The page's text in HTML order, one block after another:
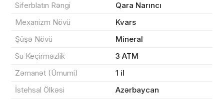
Siferblatın Rəngi
Qara Narıncı
Mexanizm Növü
Kvars
Şüşə Növü
Mineral
Su Keçirməzlik
3 ATM
Zəmanət (Ümumi)
1 il
İstehsal Ölkəsi
Azərbaycan
Yekun məbləğ
Sifarişi rəsmiləşdir
Alış-verişə davam et